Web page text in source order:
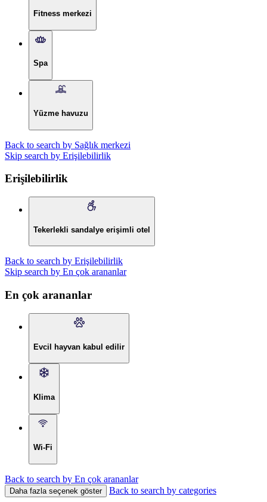
Fitness merkezi
Spa
Yüzme havuzu
Back to search by Sağlık merkezi
Skip search by Erişilebilirlik
Erişilebilirlik
Tekerlekli sandalye erişimli otel
Back to search by Erişilebilirlik
Skip search by En çok arananlar
En çok arananlar
Evcil hayvan kabul edilir
Klima
Wi-Fi
Back to search by En çok arananlar
Daha fazla seçenek göster Back to search by categories